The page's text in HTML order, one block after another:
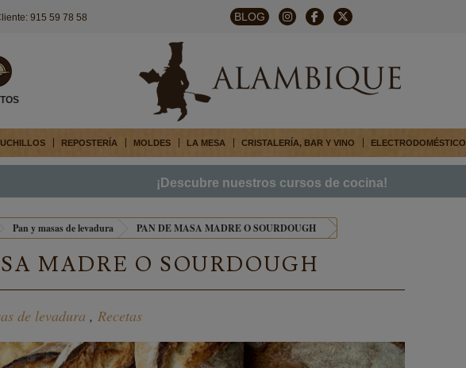
915 59 78 58 BLOG
REPOSTERÍA MOLDES LA MESA CRISTALERÍA, BAR Y VINO ELECTRODOMÉSTICO
¡Descubre nuestros cursos de cocina!
Pan y masas de levadura PAN DE MASA MADRE O SOURDOUGH
MADRE O SOURDOUGH
de levadura , Recetas